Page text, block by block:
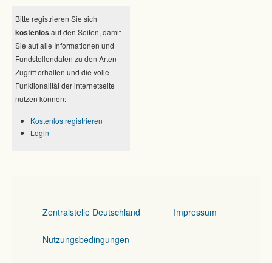
Bitte registrieren Sie sich
kostenlos auf den Seiten, damit
Sie auf alle Informationen und
Fundstellendaten zu den Arten
Zugriff erhalten und die volle
Funktionalität der internetseite
nutzen können:
Kostenlos registrieren
Login
Zentralstelle Deutschland Impressum
Nutzungsbedingungen